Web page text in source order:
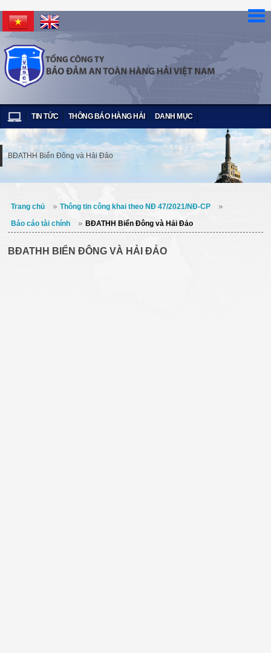
TIN TỨC THÔNG BÁO HÀNG HẢI DANH MỤC
BĐATHH Biển Đông và Hải Đảo
Trang chủ
Thông tin công khai theo NĐ 47/2021/NĐ-CP
Báo cáo tài chính
BĐATHH Biển Đông và Hải Đảo
BĐATHH BIỂN ĐÔNG VÀ HẢI ĐẢO